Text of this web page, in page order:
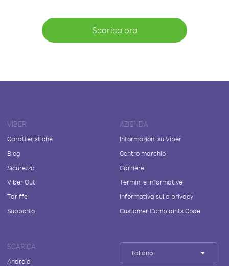
Scarica ora
VIBER
Caratteristiche
Blog
Sicurezza
Viber Out
Tariffe
Supporto
AZIENDA
Informazioni su Viber
Centro marchio
Carriere
Termini e informative
Informativa sulla privacy
Customer Complaints Code
SCARICA
Android
Italiano